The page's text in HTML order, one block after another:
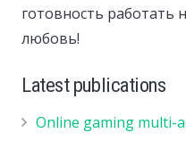
готовность работать
любовь!
Latest publications
Online gaming multi-